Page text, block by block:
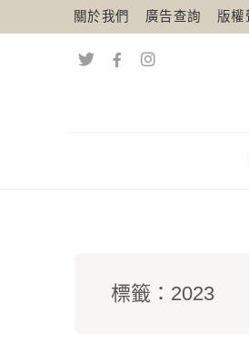
關於我們 廣告查詢 版權
標籤： 2023